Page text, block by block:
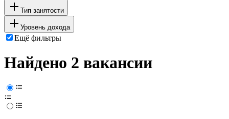
Тип занятости
Уровень дохода
Ещё фильтры
Найдено 2 вакансии